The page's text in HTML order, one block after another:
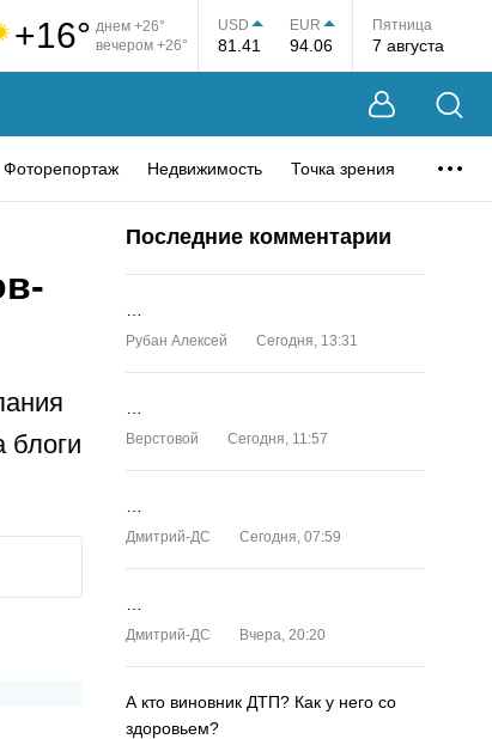
+16° днем +26°
вечером +26°
USD
81.41
EUR
94.06
Пятница
7 августа
Фоторепортаж Недвижимость Точка зрения
блоги
Последние комментарии
Рубан Алексей Сегодня, 13:31
Верстовой Сегодня, 11:57
Дмитрий-ДС Сегодня, 07:59
Дмитрий-ДС Вчера, 20:20
А кто виновник ДТП? Как у него со
здоровьем?